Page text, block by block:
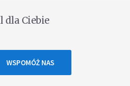
dla Ciebie
WSPOMÓŻ NAS